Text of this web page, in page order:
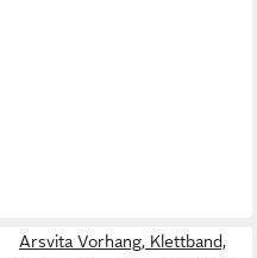
Arsvita Vorhang, Klettband,